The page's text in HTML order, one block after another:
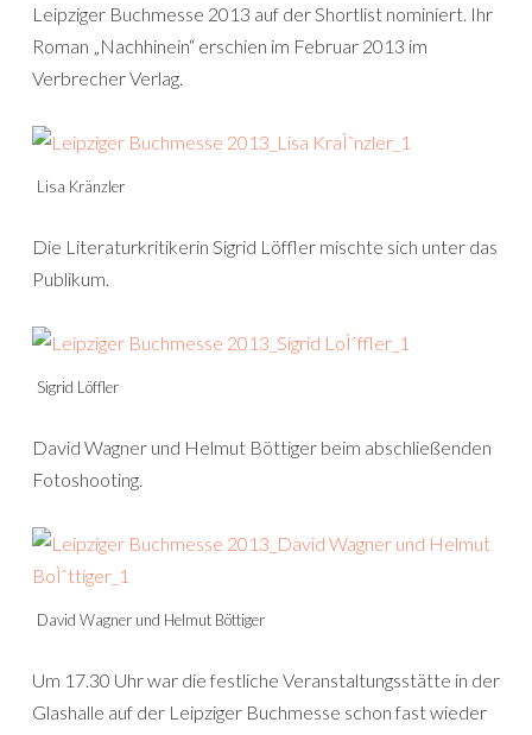
Leipziger Buchmesse 2013 auf der Shortlist nominiert. Ihr
Roman „Nachhinein“ erschien im Februar 2013 im
Verbrecher Verlag.
Lisa Kränzler
Die Literaturkritikerin Sigrid Löffler mischte sich unter das
Publikum.
Sigrid Löffler
David Wagner und Helmut Böttiger beim abschließenden
Fotoshooting.
David Wagner und Helmut Böttiger
Um 17.30 Uhr war die festliche Veranstaltungsstätte in der
Glashalle auf der Leipziger Buchmesse schon fast wieder